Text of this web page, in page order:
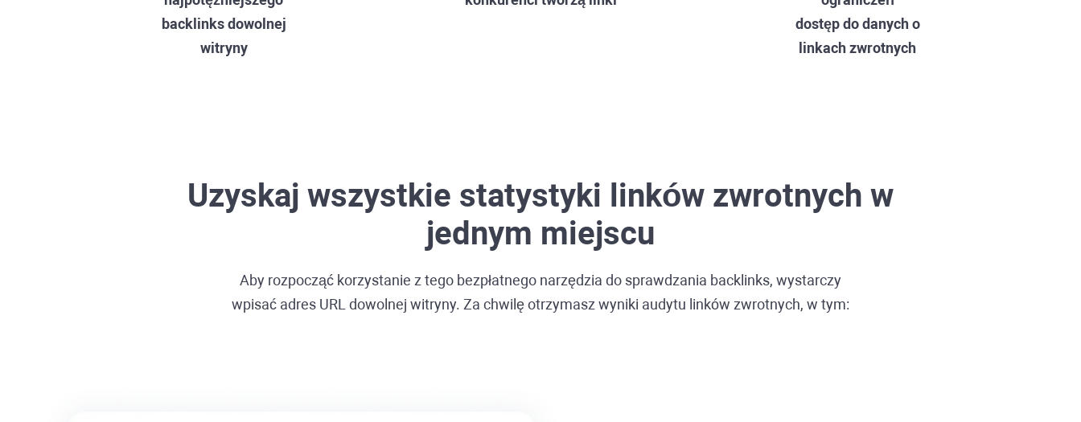
backlinksdowolnej
witryny
dostęp do danych o
linkach zwrotnych
Uzyskaj wszystkie statystyki linków zwrotnych w
jednym miejscu
Aby rozpocząć korzystanie z tego bezpłatnego narzędzia do sprawdzania backlinks, wystarczy
wpisać adres URL dowolnej witryny. Za chwilę otrzymasz wyniki audytu linków zwrotnych, w tym: